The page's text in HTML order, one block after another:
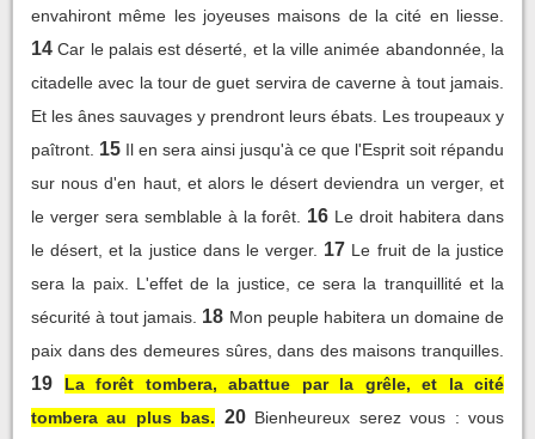
envahiront même les joyeuses maisons de la cité en liesse.
14 Car le palais est déserté, et la ville animée abandonnée, la
citadelle avec la tour de guet servira de caverne à tout jamais.
Et les ânes sauvages y prendront leurs ébats. Les troupeaux y
paîtront. 15 Il en sera ainsi jusqu'à ce que l'Esprit soit répandu
sur nous d'en haut, et alors le désert deviendra un verger, et
le verger sera semblable à la forêt.
16 Le droit habitera dans
le désert, et la justice dans le verger. 17 Le fruit de la justice
sera la paix. L'effet de la justice, ce sera la tranquillité et la
sécurité à tout jamais. 18 Mon peuple habitera un domaine de
paix dans des demeures sûres, dans des maisons tranquilles.
19
La forêt tombera, abattue par la grêle, et la cité
tombera au plus bas. 20 Bienheureux serez vous : vous